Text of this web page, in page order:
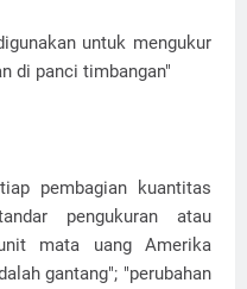
untuk mengukur
di panci timbangan"
pembagian kuantitas
pengukuran atau
mata uang Amerika
gantang"; "perubahan